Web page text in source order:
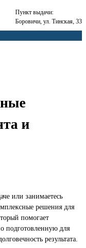
Пункт выдачи:
Боровичи, ул. Тинская, 33
и
или занимаетесь
решения для
помогает
подготовленную для
результата.